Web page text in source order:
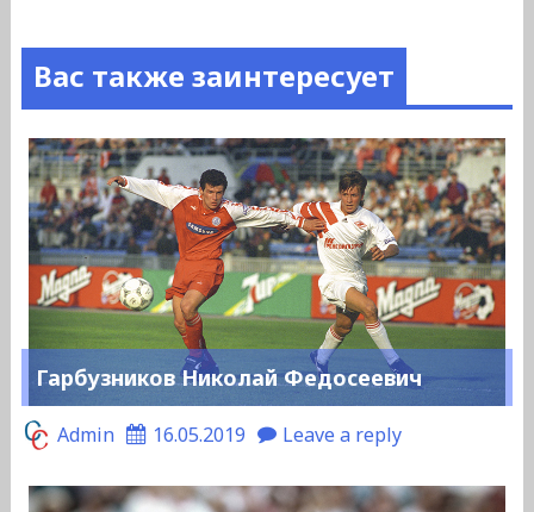
Вас также заинтересует
Гарбузников Николай Федосеевич
Admin 16.05.2019 Leave a reply